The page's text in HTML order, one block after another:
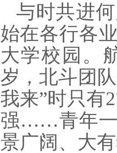
与时共进
始在各行各
大学校园。
岁，北斗团
我来”时只有
强……青年一
景广阔、大